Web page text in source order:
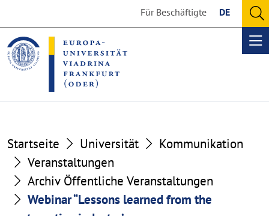
the
content
section
the
footer
section
Für Beschäftigte DE
Startseite Universität
Kommunikation
Veranstaltungen
Archiv Öffentliche Veranstaltungen
Webinar “Lessons learned from the